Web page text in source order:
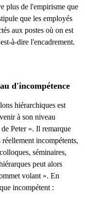
plus de l'empirisme que
que les employés
aux postes où on est
à-dire l'encadrement.
d'incompétence
hiérarchiques est
à son niveau
Peter ». Il remarque
incompétents,
séminaires,
peut alors
volant ». En
incompétent :